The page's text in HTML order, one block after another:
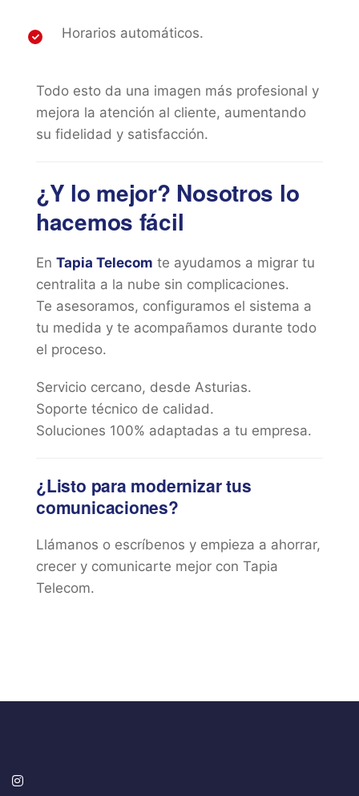
Horarios automáticos.
Todo esto da una imagen más profesional y
mejora la atención al cliente, aumentando
su fidelidad y satisfacción.
¿Y lo mejor? Nosotros lo
hacemos fácil
En Tapia Telecom te ayudamos a migrar tu
centralita a la nube sin complicaciones.
Te asesoramos, configuramos el sistema a
tu medida y te acompañamos durante todo
el proceso.
Servicio cercano, desde Asturias.
Soporte técnico de calidad.
Soluciones 100% adaptadas a tu empresa.
¿Listo para modernizar tus
comunicaciones?
Llámanos o escríbenos y empieza a ahorrar,
crecer y comunicarte mejor con Tapia
Telecom.